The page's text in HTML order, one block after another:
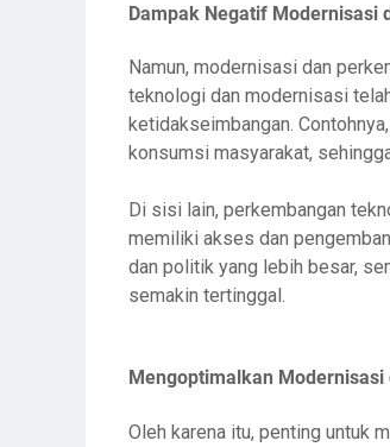
Dampak Negatif Modernisasi
Namun, modernisasi dan
teknologi dan modernisasi
ketidakseimbangan.
konsumsi masyarakat,
Di sisi lain, perkembangan
memiliki akses dan
dan politik yang lebih besar,
semakin tertinggal.
Mengoptimalkan
Oleh karena itu, penting untuk